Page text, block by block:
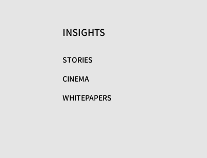
INSIGHTS
STORIES
CINEMA
WHITEPAPERS